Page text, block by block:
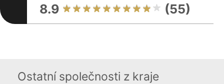
8.9 (55)
Ostatní společnosti z kraje